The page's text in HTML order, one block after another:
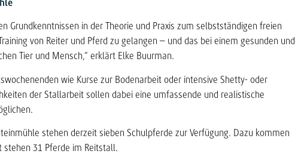
Grundkenntnissen in der Theorie und Praxis zum selbstständigen freien
von Reiter und Pferd zu gelangen – und das bei einem gesunden und
Tier und Mensch,“ erklärt Elke Buurman.
wie Kurse zur Bodenarbeit oder intensive Shetty- oder
der Stallarbeit sollen dabei eine umfassende und realistische
stehen derzeit sieben Schulpferde zur Verfügung. Dazu kommen
31 Pferde im Reitstall.